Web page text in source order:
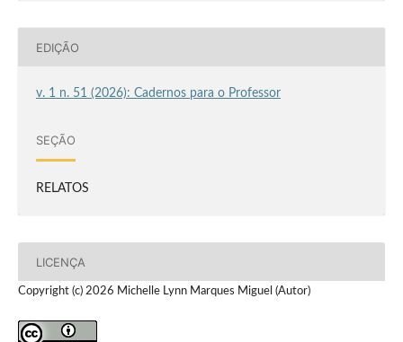
EDIÇÃO
v. 1 n. 51 (2026): Cadernos para o Professor
SEÇÃO
RELATOS
LICENÇA
Copyright (c) 2026 Michelle Lynn Marques Miguel (Autor)